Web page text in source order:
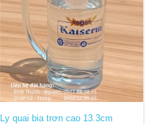
Ly quai bia trơn cao 13.3cm